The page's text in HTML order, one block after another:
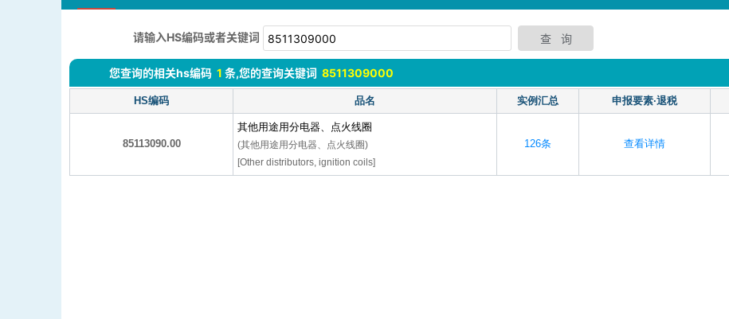
请输入HS编码或者关键词
您查询的相关hs编码 1 条,您的查询关键词 8511309000
HS编码 品名 实例汇总 申报要素·退税
85113090.00
其他用途用分电器、点火线圈
(其他用途用分电器、点火线圈)
[Other distributors, ignition coils]
126条 查看详情